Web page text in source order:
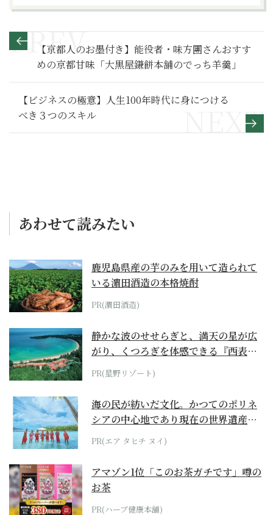
【京都人のお墨付き】能役者・味方團さんおすす
めの京都甘味「大黒屋鎌餅本舗のでっち羊羹」
【ビジネスの極意】人生100年時代に身につける
べき３つのスキル
あわせて読みたい
鹿児島県産の芋のみを用いて造られて
いる濵田酒造の本格焼酎
PR(濵田酒造)
静かな波のせせらぎと、満天の星が広
がり、くつろぎを体感できる『西表島
ホテル by...
PR(星野リゾート)
海の民が紡いだ文化。かつてのポリネ
シアの中心地であり現在の世界遺産か
らみえてくる...
PR(エア タヒチ ヌイ)
アマゾン1位「このお茶ガチです」噂の
お茶
PR(ハーブ健康本舗)